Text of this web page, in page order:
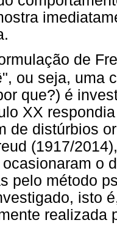
de
ou seja, uma
que?) é
XX
de distúrbios
(1917/
o
pelo método
isto
realizada